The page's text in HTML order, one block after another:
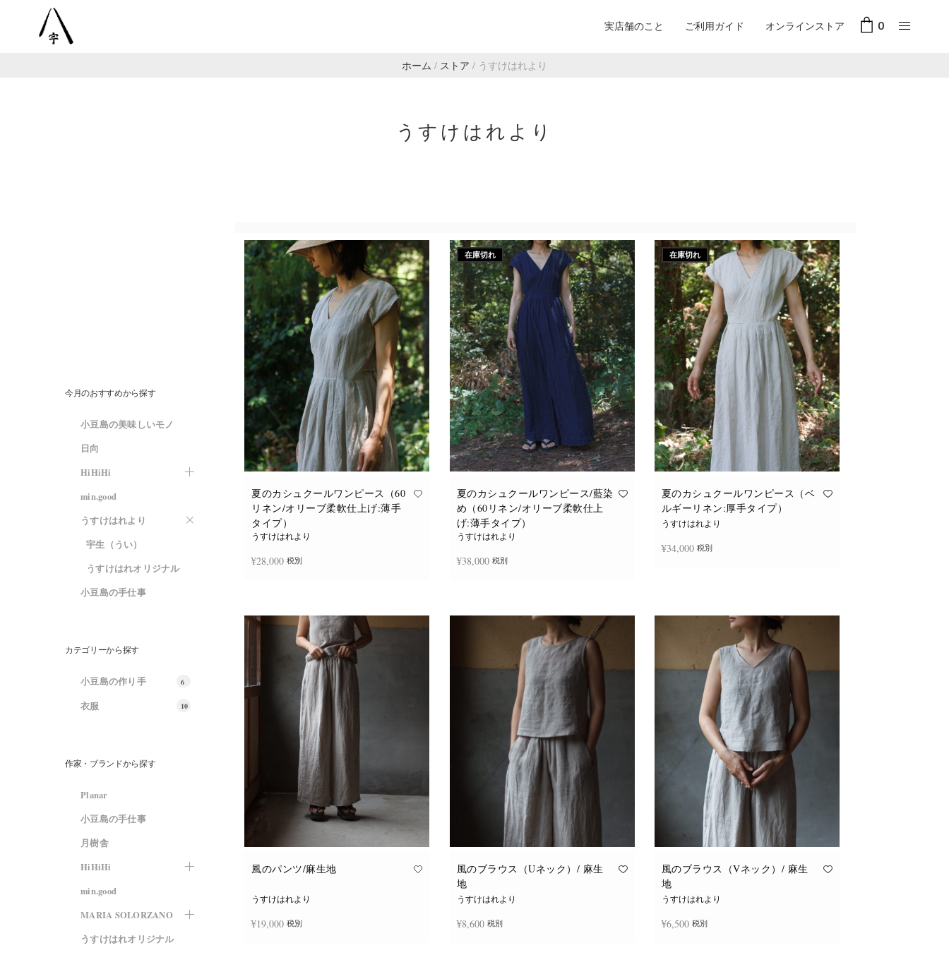
実店舗のこと ご利用ガイド オンラインストア 0
ホーム / ストア / うすけはれより
うすけはれより
今月のおすすめから探す
小豆島の美味しいモノ
日向
HiHiHi
min.good
うすけはれより
宇生（うい）
うすけはれオリジナル
小豆島の手仕事
カテゴリーから探す
小豆島の作り手 6
衣服 10
作家・ブランドから探す
Planar
小豆島の手仕事
月樹舎
HiHiHi
min.good
MARIA SOLORZANO
うすけはれオリジナル
夏のカシュクールワンピース（60
リネン/オリーブ柔軟仕上げ:薄手
タイプ）
うすけはれより
¥28,000 税別
在庫切れ
夏のカシュクールワンピース/藍染
め（60リネン/オリーブ柔軟仕上
げ:薄手タイプ）
うすけはれより
¥38,000 税別
在庫切れ
夏のカシュクールワンピース（ベ
ルギーリネン:厚手タイプ）
うすけはれより
¥34,000 税別
風のパンツ/麻生地
うすけはれより
¥19,000 税別
風のブラウス（Uネック）/ 麻生
地
うすけはれより
¥8,600 税別
風のブラウス（Vネック）/ 麻生
地
うすけはれより
¥6,500 税別